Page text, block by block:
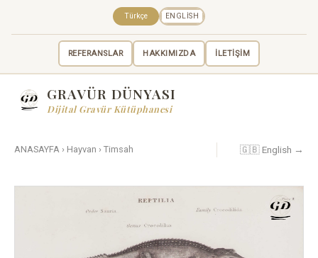
REFERANSLAR HAKKIMIZDA İLETİŞİM
Türkçe ENGLISH
GRAVÜR DÜNYASI
Dijital Gravür Kütüphanesi
ANASAYFA › Hayvan › Timsah 🇬🇧 English →